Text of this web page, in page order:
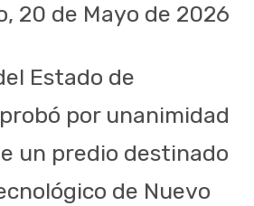
20 de Mayo de 2026
Estado de
por unanimidad
un predio destinado
de Nuevo